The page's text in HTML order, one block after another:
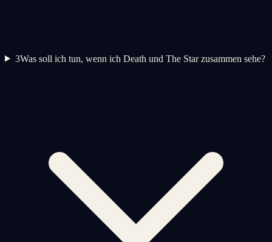
3Was soll ich tun, wenn ich Death und The Star zusammen sehe?